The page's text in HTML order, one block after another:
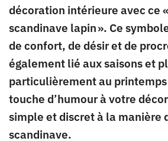
décoration intérieure avec ce
scandinave lapin ». Ce
de confort, de désir et de
également lié aux saisons et
particulièrement au
touche d’humour à votre
simple et discret à la manière
scandinave.